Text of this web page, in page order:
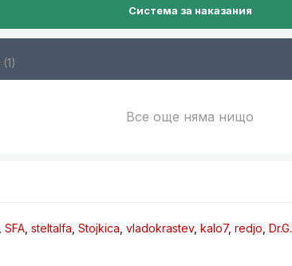
Система за наказания
(1)
Все още няма нищо
SFA steltalfa Stojkica vladokrastev kalo7 redjo Dr.G.